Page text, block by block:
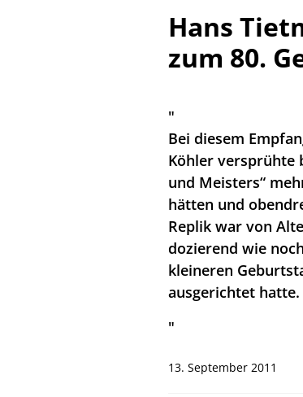
Hans
zum 80.
"
Bei diesem
Köhler versprühte
und Meisters“
hätten und
Replik war von
dozierend wie
kleineren
ausgerichtet hatte.
"
13. September 2011